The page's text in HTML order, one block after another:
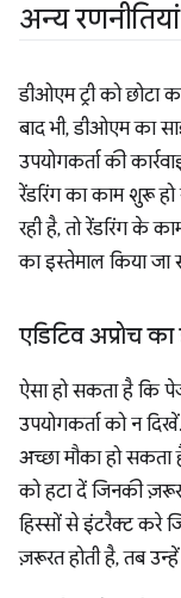
अन्य रणनीतियां
डीओएम ट्री को
बाद भी, डीओएम का
उपयोगकर्ता की
रेंडरिंग का काम शुरू
रही है, तो रेंडरिंग के
का इस्तेमाल किया जा
एडिटिव अप्रोच
ऐसा हो सकता है कि
उपयोगकर्ता को न
अच्छा मौका हो सकता
को हटा दें जिनकी
हिस्सों से इंटरैक्ट
ज़रूरत होती है, तब